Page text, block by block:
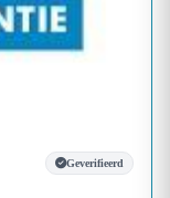
Geverifieerd